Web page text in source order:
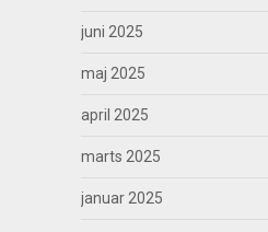
juni 2025
maj 2025
april 2025
marts 2025
januar 2025